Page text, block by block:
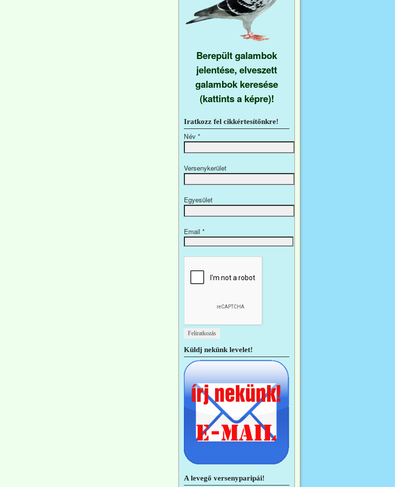
Berepült galambok
jelentése, elveszett
galambok keresése
(kattints a képre)!
Iratkozz fel cikkértesítőnkre!
Név *
Versenykerület
Egyesület
Email *
Küldj nekünk levelet!
A levegő versenyparipái!